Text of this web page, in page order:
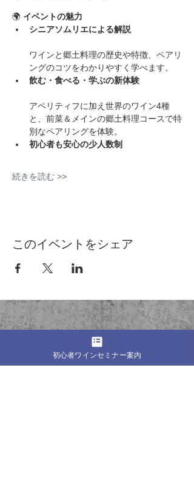
🌍 イベントの魅力
シニアソムリエによる解説
ワインと郷土料理の歴史や特徴、ペアリ
ングのコツをわかりやすく学べます。
飲む・食べる・学ぶの新体験
アペリティフに加え世界のワイン4種
と、前菜＆メインの郷土料理コースで特
別なペアリングを体験。
初心者も安心の少人数制
続きを読む >>
このイベントをシェア
・プライバシーポリシー
・特定商取引法に基づく表記
初心者ワインセミナー案内